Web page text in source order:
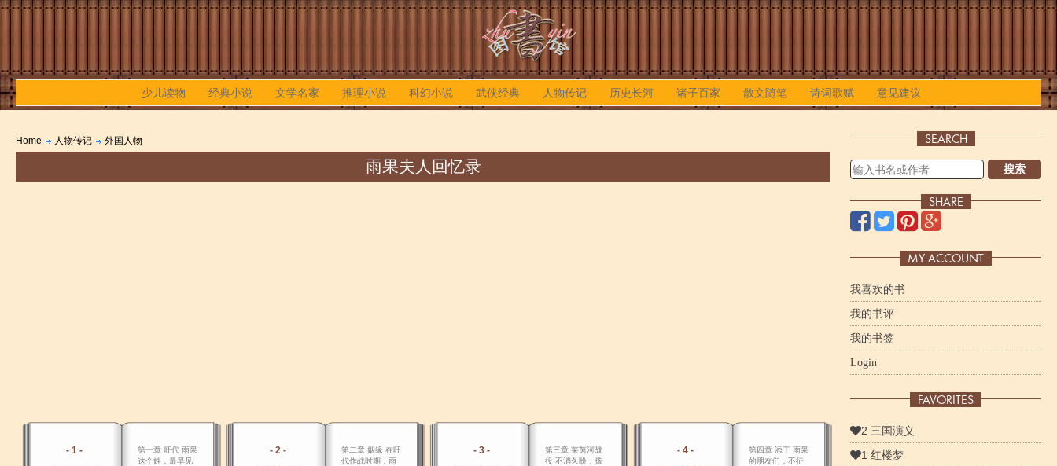
少儿读物 经典小说 文学名家 推理小说 科幻小说 武侠经典 人物传记 历史长河 诸子百家 散文随笔 诗词歌赋 意见建议
Home 人物传记 外国人物
雨果夫人回忆录
- 1 -
第一章 旺代 雨果
这个姓，最早见
- 2 -
第二章 姻缘 在旺
代作战时期，雨
- 3 -
第三章 莱茵河战
役 不消久盼，孩
- 4 -
第四章 添丁 雨果
的朋友们，不征
SEARCH
搜索
SHARE
MY ACCOUNT
我喜欢的书
我的书评
我的书签
Login
FAVORITES
2 三国演义
1 红楼梦